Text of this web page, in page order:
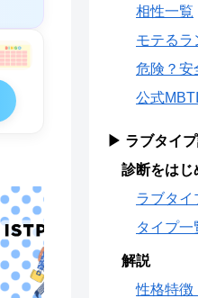
相性一覧
モテるラ
危険？安
公式
▶ ラブタイ
診断をはじ
ラブタイ
タイプ一
解説
性格特徴